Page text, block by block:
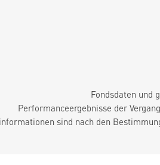
Fondsdaten und
Performanceergebnisse der
sind nach den